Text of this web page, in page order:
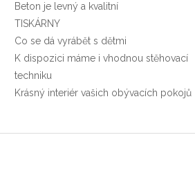
Beton je levný a kvalitní
TISKÁRNY
Co se dá vyrábět s dětmi
K dispozici máme i vhodnou stěhovací
techniku
Krásný interiér vašich obývacích pokojů